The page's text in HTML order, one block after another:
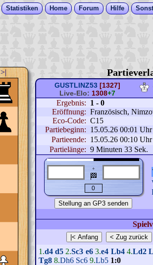
Statistiken Home Forum Hilfe
>|
GUSTLINZ53 [1327]
Live-Elo: 1308+7
Ergebnis: 1 - 0
Eröffnung: Französisch,
Eco-Code: C15
Partiebeginn: 15.05.26 00:01 Uhr
Partieende: 15.05.26 00:10 Uhr
Partielänge: 9 Minuten 33 Sek.
+
🏁
1.d4 d5 2.Sc3 e6 3.e4 Lb4 4.Ld2
Tg8 8.Dh6 Sc6 9.Lb5 1:0